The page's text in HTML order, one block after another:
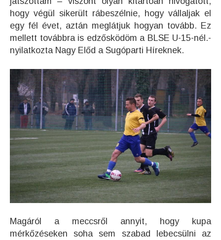
hogy végül sikerült rábeszélnie, hogy vállaljak el
egy fél évet, aztán meglátjuk hogyan tovább. Ez
mellett továbbra is edzősködöm a BLSE U-15-nél.-
nyilatkozta Nagy Előd a Sugóparti Híreknek.
Magáról a meccsről annyit, hogy kupa
mérkőzéseken soha sem szabad lebecsülni az